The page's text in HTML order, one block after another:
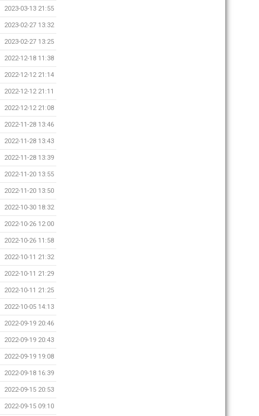
2023-03-13 21:55
2023-02-27 13:32
2023-02-27 13:25
2022-12-18 11:38
2022-12-12 21:14
2022-12-12 21:11
2022-12-12 21:08
2022-11-28 13:46
2022-11-28 13:43
2022-11-28 13:39
2022-11-20 13:55
2022-11-20 13:50
2022-10-30 18:32
2022-10-26 12:00
2022-10-26 11:58
2022-10-11 21:32
2022-10-11 21:29
2022-10-11 21:25
2022-10-05 14:13
2022-09-19 20:46
2022-09-19 20:43
2022-09-19 19:08
2022-09-18 16:39
2022-09-15 20:53
2022-09-15 09:10